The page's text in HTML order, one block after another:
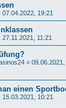
07.04.2022, 19:21
27.11.2021, 11:21
«
einen
15.03.2021, 10:21